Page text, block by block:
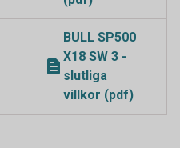
BULL SP500
X18 SW 3 -
slutliga
villkor (pdf)